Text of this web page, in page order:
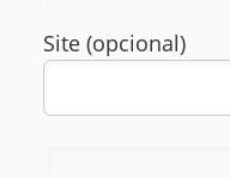
Site (opcional)